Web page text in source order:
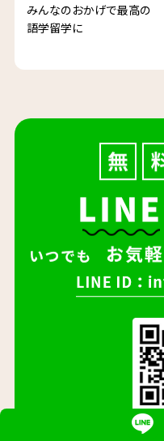
みんなのおかげで最高の
語学留学に